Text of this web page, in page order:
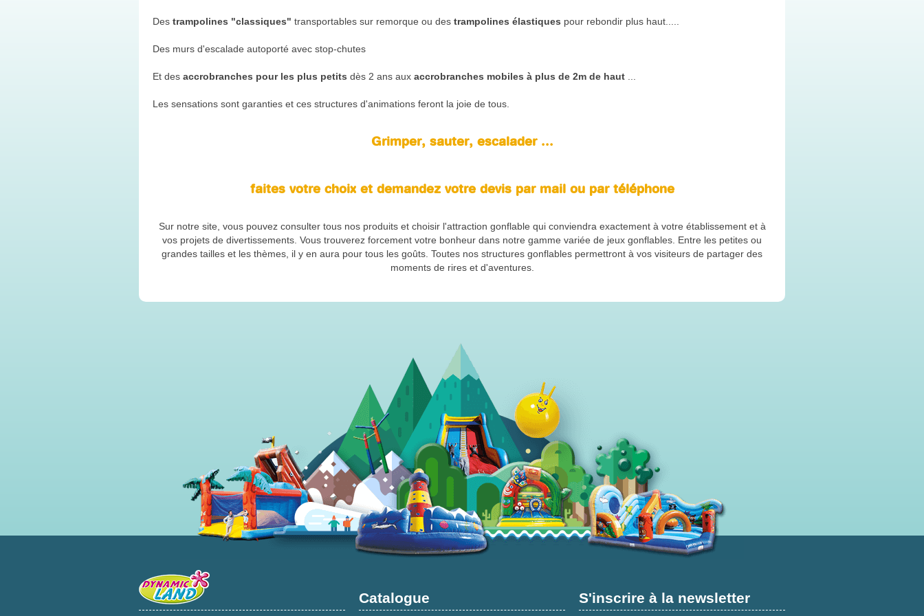
Des trampolines "classiques" transportables sur remorque ou des trampolines élastiques pour rebondir plus haut.....
Des murs d'escalade autoporté avec stop-chutes
Et des accrobranches pour les plus petits dès 2 ans aux accrobranches mobiles à plus de 2m de haut
Les sensations sont garanties et ces structures d'animations feront la joie de tous.
Grimper, sauter, escalader ...
faites votre choix et demandez votre devis par mail ou par téléphone
Sur notre site, vous pouvez consulter tous nos produits et choisir l'attraction gonflable qui conviendra exactement à votre établissement et à
vos projets de divertissements. Vous trouverez forcement votre bonheur dans notre gamme variée de jeux gonflables. Entre les petites ou
grandes tailles et les thèmes, il y en aura pour tous les goûts. Toutes nos structures gonflables permettront à vos visiteurs de partager des
moments de rires et d'aventures.
Catalogue S'inscrire à la newsletter